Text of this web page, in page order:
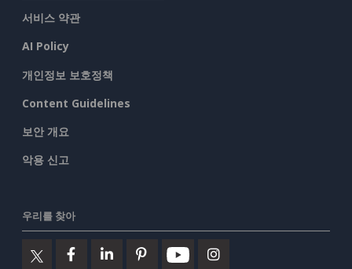
서비스 약관
AI Policy
개인정보 보호정책
Content Guidelines
보안 개요
악용 신고
우리를 찾아